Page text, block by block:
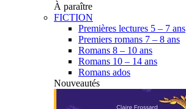
À paraître
FICTION
Premières lectures 5 – 7 ans
Premiers romans 7 – 8 ans
Romans 8 – 10 ans
Romans 10 – 14 ans
Romans ados
Nouveautés